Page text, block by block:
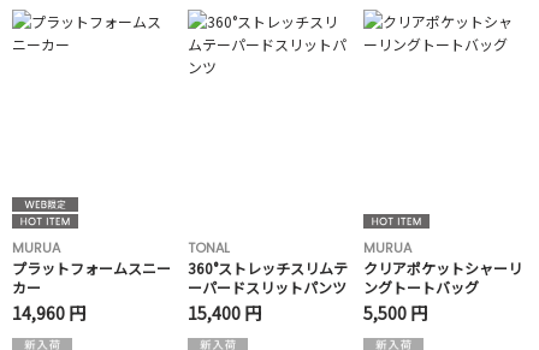
MURUA
プラットフォームスニー
カー
14,960 円
TONAL
360°ストレッチスリムテ
ーパードスリットパンツ
15,400 円
MURUA
クリアポケットシャーリ
ングトートバッグ
5,500 円